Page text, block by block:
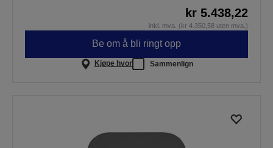
kr 5.438,22
inkl. mva. (kr 4.350,58 uten mva.)
Be om å bli ringt opp
Kjøpe hvor Sammenlign